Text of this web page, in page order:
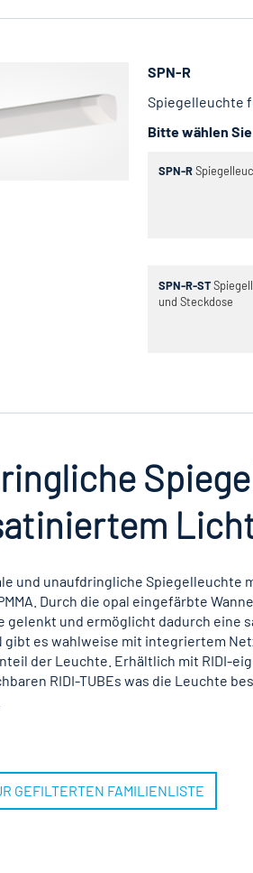
SPN-R
Spiegelleuchte
Bitte wählen
SPN-R
SPN-R-ST
und Steckdose
und unaufdringliche Spiegelleuchte
Durch die opal eingefärbte
gelenkt und ermöglicht dadurch eine
gibt es wahlweise mit integriertem
der Leuchte. Erhältlich mit RIDI-
RIDI-TUBEs was die Leuchte
GEFILTERTEN FAMILIENLISTE